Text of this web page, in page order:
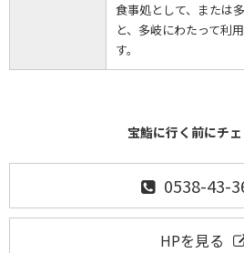
食事処として、または
と、多岐にわたって利
す。
宝鮨に行く前にチェ
0538-43-
HPを見る